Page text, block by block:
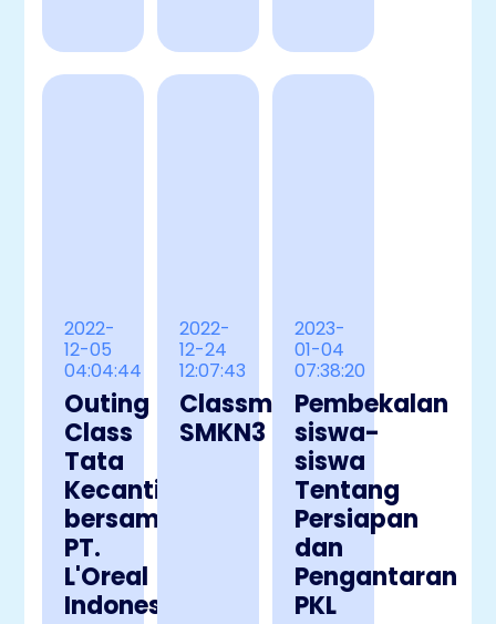
2022-
12-05
04:04:44
Outing
Class
Tata
Kecantikan
bersama
PT.
L'Oreal
Indonesia
2022-
12-24
12:07:43
Classmet
SMKN3
2023-
01-04
07:38:20
Pembekalan
siswa-
siswa
Tentang
Persiapan
dan
Pengantaran
PKL